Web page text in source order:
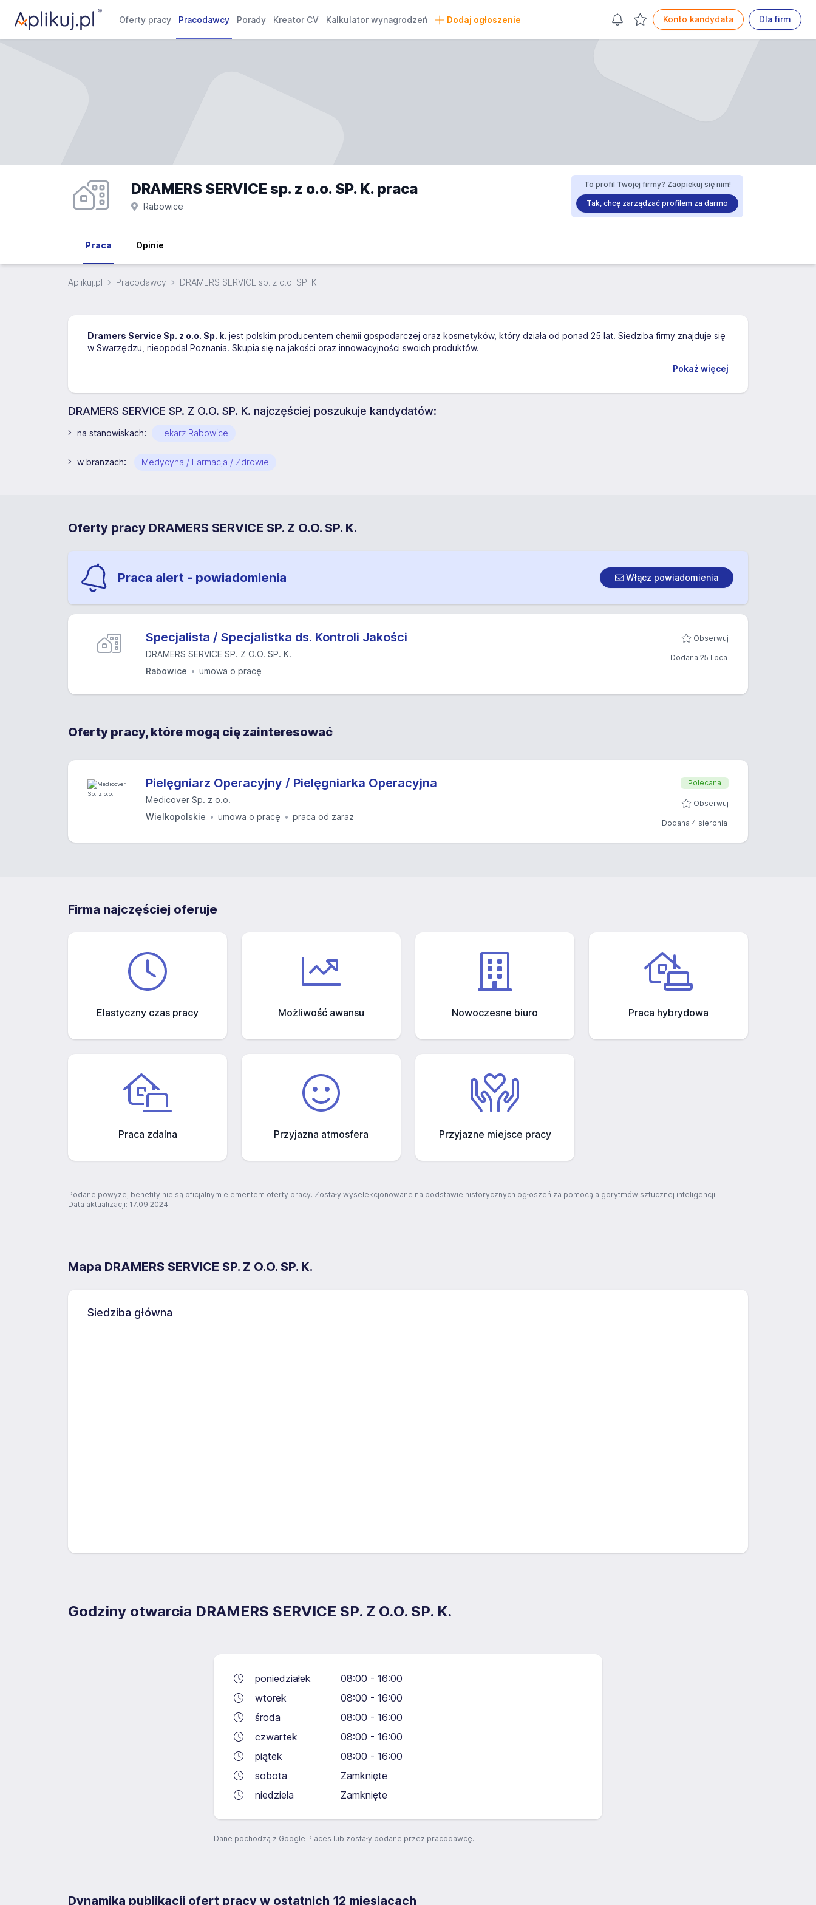
Oferty pracy Pracodawcy Porady Kreator CV Kalkulator wynagrodzeń Dodaj ogłoszenie Konto kandydata Dla firm
DRAMERS SERVICE sp. z o.o. SP. K. praca
Rabowice
To profil Twojej firmy? Zaopiekuj się nim!
Tak, chcę zarządzać profilem za darmo
Praca Opinie
Aplikuj.pl Pracodawcy DRAMERS SERVICE sp. z o.o. SP. K.
Dramers Service Sp. z o.o. Sp. k. jest polskim producentem chemii gospodarczej oraz kosmetyków, który działa od ponad 25 lat. Siedziba firmy znajduje się
w Swarzędzu, nieopodal Poznania. Skupia się na jakości oraz innowacyjności swoich produktów.
Pokaż więcej
DRAMERS SERVICE SP. Z O.O. SP. K. najczęściej poszukuje kandydatów:
na stanowiskach: Lekarz Rabowice
w branżach: Medycyna / Farmacja / Zdrowie
Oferty pracy DRAMERS SERVICE SP. Z O.O. SP. K.
Praca alert - powiadomienia Włącz powiadomienia
Specjalista / Specjalistka ds. Kontroli Jakości
DRAMERS SERVICE SP. Z O.O. SP. K.
Rabowice
umowa o pracę
Obserwuj
Dodana 25 lipca
Oferty pracy, które mogą cię zainteresować
Pielęgniarz Operacyjny / Pielęgniarka Operacyjna
Medicover Sp. z o.o.
Wielkopolskie
umowa o pracę praca od zaraz
Polecana
Obserwuj
Dodana 4 sierpnia
Firma najczęściej oferuje
Elastyczny czas pracy Możliwość awansu Nowoczesne biuro Praca hybrydowa
Praca zdalna Przyjazna atmosfera Przyjazne miejsce pracy
Podane powyżej benefity nie są oficjalnym elementem oferty pracy. Zostały wyselekcjonowane na podstawie historycznych ogłoszeń za pomocą algorytmów sztucznej inteligencji.
Data aktualizacji: 17.09.2024
Mapa DRAMERS SERVICE SP. Z O.O. SP. K.
Siedziba główna
Godziny otwarcia DRAMERS SERVICE SP. Z O.O. SP. K.
poniedziałek
08:00 - 16:00
wtorek
08:00 - 16:00
środa
08:00 - 16:00
czwartek
08:00 - 16:00
piątek
08:00 - 16:00
sobota
Zamknięte
niedziela
Zamknięte
Dane pochodzą z Google Places lub zostały podane przez pracodawcę.
Dynamika publikacji ofert pracy w ostatnich 12 miesiącach